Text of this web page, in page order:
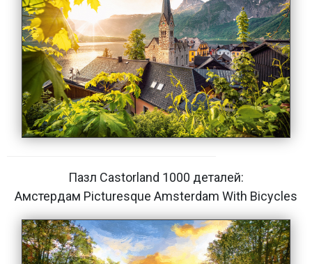
Пазл Castorland 1000 деталей:
Амстердам Picturesque Amsterdam With Bicycles